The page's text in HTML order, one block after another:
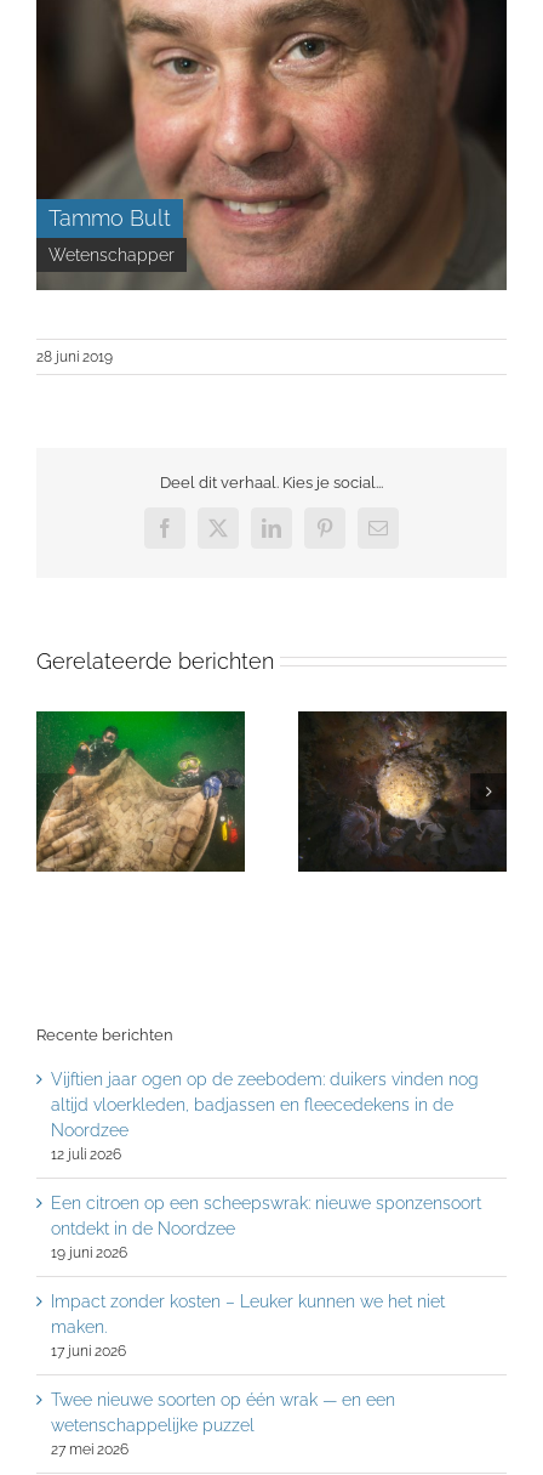
Tammo Bult
Wetenschapper
28 juni 2019
Deel dit verhaal. Kies je social...
Facebook
X LinkedInPinterest
E-
Gerelateerde berichten
Recente berichten
Vijftien jaar ogen op de zeebodem: duikers vinden nog
altijd vloerkleden, badjassen en fleecedekens in de
Noordzee
12 juli 2026
Een citroen op een scheepswrak: nieuwe sponzensoort
ontdekt in de Noordzee
19 juni 2026
Impact zonder kosten – Leuker kunnen we het niet
maken.
17 juni 2026
Twee nieuwe soorten op één wrak — en een
wetenschappelijke puzzel
27 mei 2026